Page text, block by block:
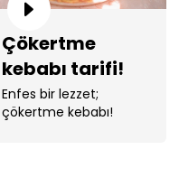
Çökertme
kebabı tarifi!
Enfes bir lezzet;
çökertme kebabı!